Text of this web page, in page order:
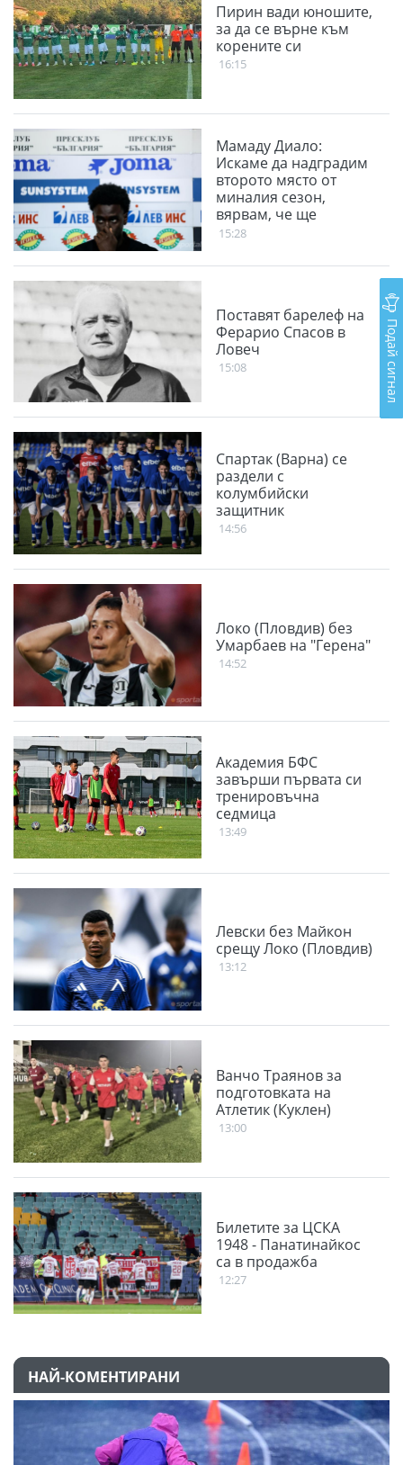
Пирин вади юношите,
за да се върне към
корените си
16:15
Мамаду Диало:
Искаме да надградим
второто място от
миналия сезон,
вярвам, че ще
победим
15:28
Поставят барелеф на
Ферарио Спасов в
Ловеч
15:08
Спартак (Варна) се
раздели с
колумбийски
защитник
14:56
Локо (Пловдив) без
Умарбаев на "Герена"
14:52
Академия БФС
завърши първата си
тренировъчна
седмица
13:49
Левски без Майкон
срещу Локо (Пловдив)
13:12
Ванчо Траянов за
подготовката на
Атлетик (Куклен)
13:00
Билетите за ЦСКА
1948 - Панатинайкос
са в продажба
12:27
НАЙ-КОМЕНТИРАНИ
Подай сигнал